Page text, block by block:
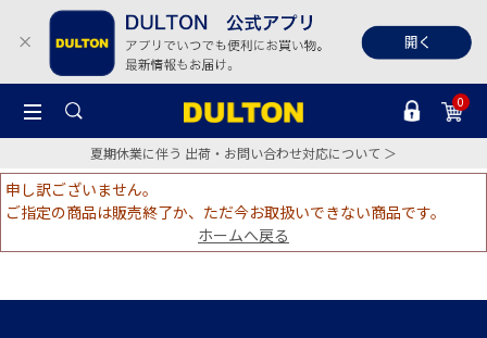
0
夏期休業に伴う 出荷・お問い合わせ対応について ＞
申し訳ございません。
ご指定の商品は販売終了か、ただ今お取扱いできない商品です。
ホームへ戻る